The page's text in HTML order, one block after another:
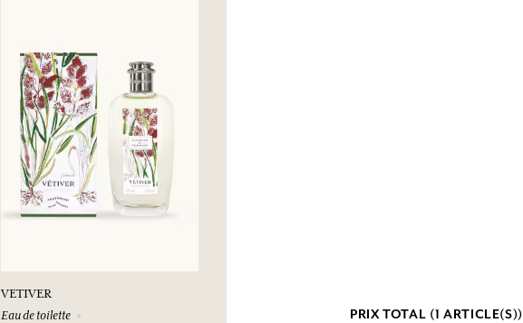
VETIVER
Eau de toilette
PRIX TOTAL (1 ARTICLE(S))